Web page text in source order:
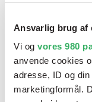
Ansvarlig brug af
Vi og vores 980
anvende cookies
adresse, ID og
marketingformål.